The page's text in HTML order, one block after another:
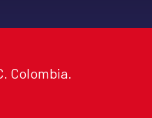
Colombia.